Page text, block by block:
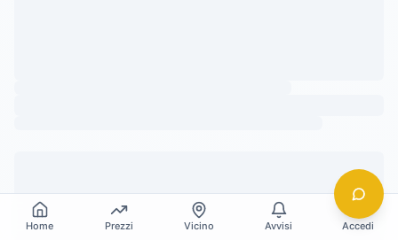
Home Prezzi Vicino Avvisi Accedi